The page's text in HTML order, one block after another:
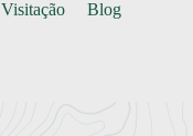
Visitação
Blog